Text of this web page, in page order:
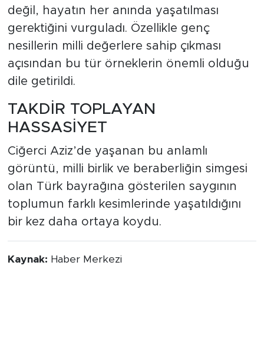
değil, hayatın her anında yaşatılması
gerektiğini vurguladı. Özellikle genç
nesillerin milli değerlere sahip çıkması
açısından bu tür örneklerin önemli olduğu
dile getirildi.
TAKDİR TOPLAYAN
HASSASİYET
Ciğerci Aziz’de yaşanan bu anlamlı
görüntü, milli birlik ve beraberliğin simgesi
olan Türk bayrağına gösterilen saygının
toplumun farklı kesimlerinde yaşatıldığını
bir kez daha ortaya koydu.
Kaynak: Haber Merkezi